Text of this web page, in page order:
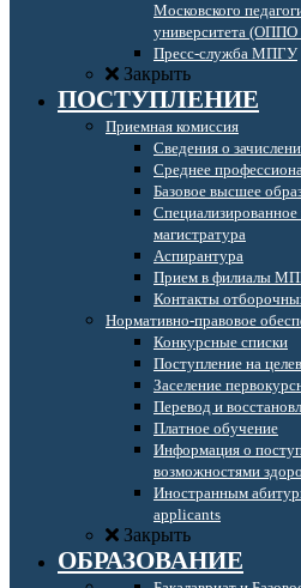
Московского
университета
Пресс-служба МПГУ
Закрыть
ПОСТУПЛЕНИЕ
Приемная комиссия
Сведения о
Среднее
Базовое высшее
магистратура
Аспирантура
Прием в филиалы
Контакты
Нормативно-правовое
Конкурсные списки
Поступление на
Заселение
Перевод и
Платное обучение
Информация о
возможностями
Иностранным
applicants
Закрыть
ОБРАЗОВАНИЕ